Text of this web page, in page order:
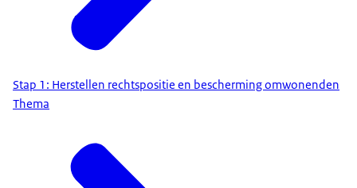
Stap 1: Herstellen rechtspositie en bescherming omwonenden
Thema